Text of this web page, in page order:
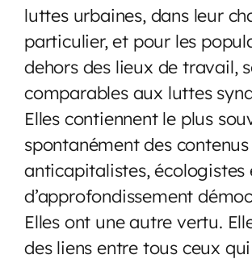
luttes urbaines, dans leur
particulier, et pour les
dehors des lieux de travail,
comparables aux luttes
Elles contiennent le plus
spontanément des contenus
anticapitalistes, écologistes
d’approfondissement
Elles ont une autre vertu.
des liens entre tous ceux qui